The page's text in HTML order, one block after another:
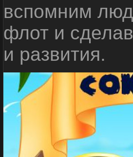
вспомним
флот и
и развития.